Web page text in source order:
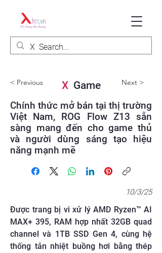
< Previous Next >
Chính thức mở bán tại thị trường
Việt Nam, ROG Flow Z13 sẵn
sàng mang đến cho game thủ
và người dùng sáng tạo hiệu
năng mạnh mẽ
10/3/25
Được trang bị vi xử lý AMD Ryzen™ AI
MAX+ 395, RAM hợp nhất 32GB quad
channel và 1TB SSD Gen 4, cùng hệ
thống tản nhiệt buồng hơi bằng thép
XGame